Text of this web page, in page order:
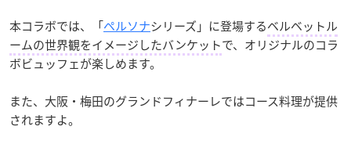
本コラボでは、「ペルソナシリーズ」に登場するベルベットル
ームの世界観をイメージしたバンケットで、オリジナルのコラ
ボビュッフェが楽しめます。
また、大阪・梅田のグランドフィナーレではコース料理が提供
されますよ。